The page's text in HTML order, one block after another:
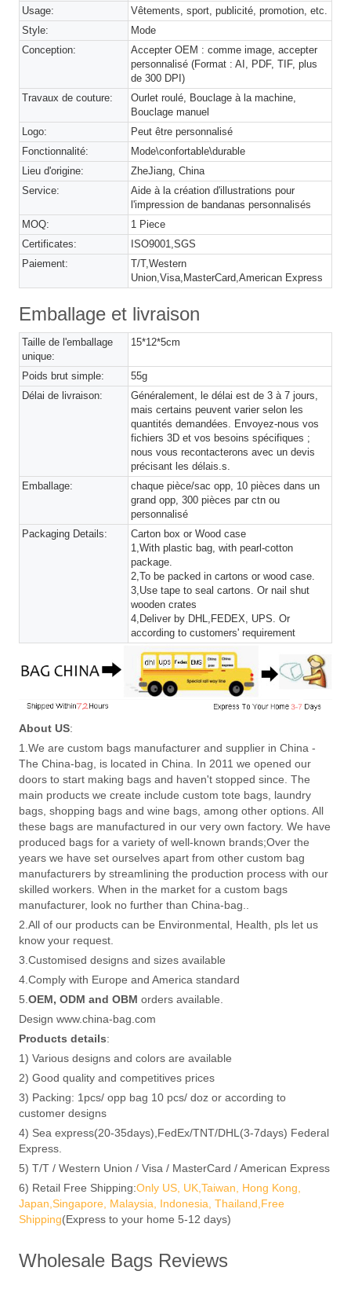
Usage:
Vêtements, sport, publicité, promotion, etc.
Style:
Mode
Conception:
Accepter OEM : comme image, accepter
personnalisé (Format : AI, PDF, TIF, plus
de 300 DPI)
Travaux de couture:
Ourlet roulé, Bouclage à la machine,
Bouclage manuel
Logo:
Peut être personnalisé
Fonctionnalité:
Mode\confortable\durable
Lieu d'origine:
ZheJiang, China
Service:
Aide à la création d'illustrations pour
l'impression de bandanas personnalisés
MOQ:
1 Piece
Certificates:
ISO9001,SGS
Paiement:
T/T,Western
Union,Visa,MasterCard,American Express
Emballage et livraison
Taille de l'emballage
unique:
15*12*5cm
Poids brut simple:
55g
Délai de livraison:
Généralement, le délai est de 3 à 7 jours,
mais certains peuvent varier selon les
quantités demandées. Envoyez-nous vos
fichiers 3D et vos besoins spécifiques ;
nous vous recontacterons avec un devis
précisant les délais.s.
Emballage:
chaque pièce/sac opp, 10 pièces dans un
grand opp, 300 pièces par ctn ou
personnalisé
Packaging Details:
Carton box or Wood case
1,With plastic bag, with pearl-cotton
package.
2,To be packed in cartons or wood case.
3,Use tape to seal cartons. Or nail shut
wooden crates
4,Deliver by DHL,FEDEX, UPS. Or
according to customers' requirement
About US:
1.We are custom bags manufacturer and supplier in China -
The China-bag, is located in China. In 2011 we opened our
doors to start making bags and haven't stopped since. The
main products we create include custom tote bags, laundry
bags, shopping bags and wine bags, among other options. All
these bags are manufactured in our very own factory. We have
produced bags for a variety of well-known brands;Over the
years we have set ourselves apart from other custom bag
manufacturers by streamlining the production process with our
skilled workers. When in the market for a custom bags
manufacturer, look no further than China-bag..
2.All of our products can be Environmental, Health, pls let us
know your request.
3.Customised designs and sizes available
4.Comply with Europe and America standard
5. OEM, ODM and OBM orders available.
Design www.china-bag.com
Products details:
1) Various designs and colors are available
2) Good quality and competitives prices
3) Packing: 1pcs/ opp bag 10 pcs/ doz or according to
customer designs
4) Sea express(20-35days),FedEx/TNT/DHL(3-7days) Federal
Express.
5) T/T / Western Union / Visa / MasterCard / American Express
6) Retail Free Shipping:Only US, UK,Taiwan, Hong Kong,
Japan,Singapore, Malaysia, Indonesia, Thailand,Free
Shipping(Express to your home 5-12 days)
Wholesale Bags Reviews